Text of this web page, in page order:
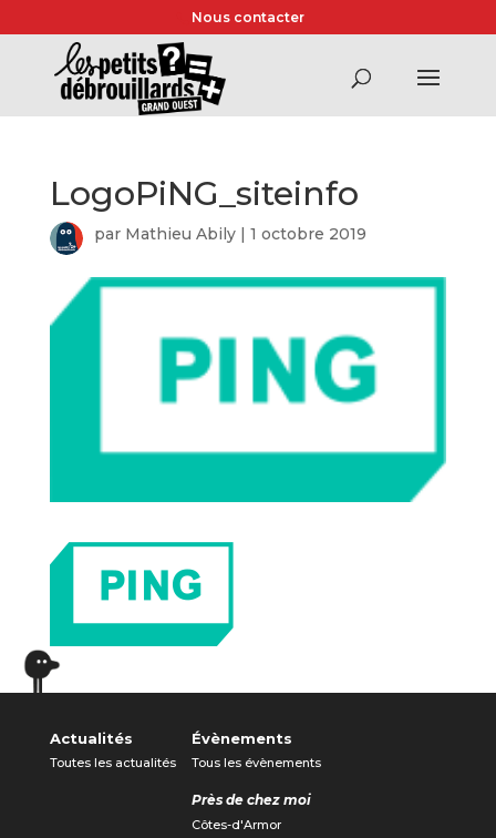
Nous contacter
LogoPiNG_siteinfo
par Mathieu Abily| 1 octobre 2019
Actualités
Toutes les actualités
Évènements
Tous les évènements
Près de chez moi
Côtes-d'Armor